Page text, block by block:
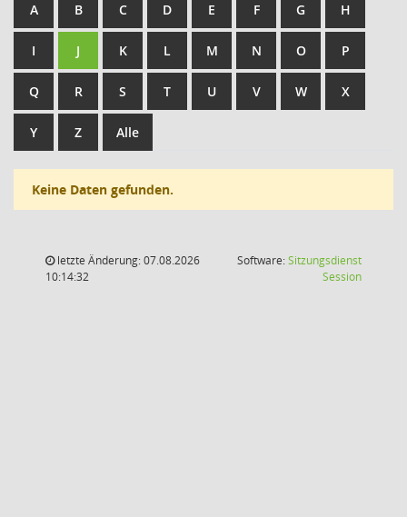
A B C D E F G H
I J K L M N O P
Q R S T U V W X
Y Z Alle
Keine Daten gefunden.
letzte Änderung: 07.08.2026
10:14:32
Software:Sitzungsdienst
Session(Wird in